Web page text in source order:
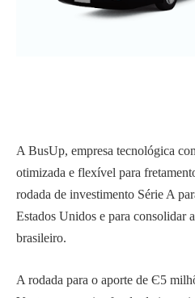
A BusUp, empresa tecnológica
otimizada e flexível para
rodada de investimento Série A
Estados Unidos e para consolidar
brasileiro.
A rodada para o aporte de Є5